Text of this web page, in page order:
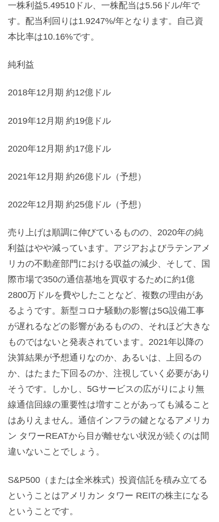
一株利益5.49510ドル、一株配当は5.56ドル/年で
す。配当利回りは1.9247%/年となります。自己資
本比率は10.16%です。
純利益
2018年12月期 約12億ドル
2019年12月期 約19億ドル
2020年12月期 約17億ドル
2021年12月期 約26億ドル（予想）
2022年12月期 約25億ドル（予想）
売り上げは順調に伸びているものの、2020年の純
利益はやや減っています。アジアおよびラテンアメ
リカの不動産部門における収益の減少、そして、国
際市場で350の通信基地を買収するために約1億
2800万ドルを費やしたことなど、複数の理由があ
るようです。新型コロナ騒動の影響は5G設備工事
が遅れるなどの影響があるものの、それほど大きな
ものではないと発表されています。2021年以降の
決算結果が予想通りなのか、あるいは、上回るの
か、はたまた下回るのか、注視していく必要があり
そうです。しかし、5Gサービスの広がりにより無
線通信回線の重要性は増すことがあっても減ること
はありえません。通信インフラの鍵となるアメリカ
ン タワーREATから目が離せない状況が続くのは間
違いないことでしょう。
S&P500（または全米株式）投資信託を積み立てる
ということはアメリカン タワー REITの株主になる
ということです。